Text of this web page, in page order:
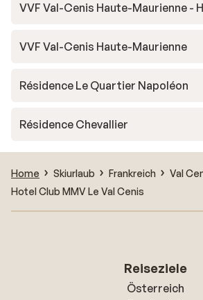
VVF Val-Cenis Haute-Maurienne -
VVF Val-Cenis Haute-Maurienne
Résidence Le Quartier Napoléon
Résidence Chevallier
Home Skiurlaub Frankreich Val
Hotel Club MMV Le Val Cenis
Reiseziele
Österreich